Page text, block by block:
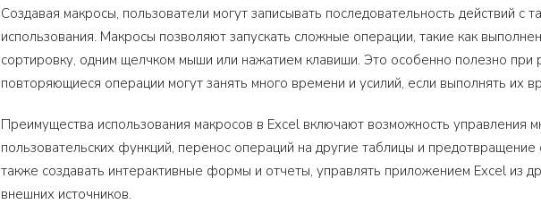
Создавая макросы, пользователи могут записывать последовательность действий с
использования. Макросы позволяют запускать сложные операции, такие как
сортировку, одним щелчком мыши или нажатием клавиши. Это особенно полезно
повторяющиеся операции могут занять много времени и усилий, если выполнять их
Преимущества использования макросов в Excel включают возможность управления
пользовательских функций, перенос операций на другие таблицы и
также создавать интерактивные формы и отчеты, управлять приложением Excel из
внешних источников.